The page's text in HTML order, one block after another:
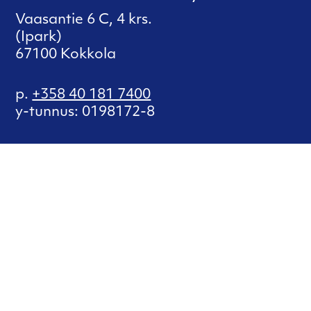
Vaasantie 6 C, 4 krs.
(Ipark)
67100 Kokkola
p. +358 40 181 7400
y-tunnus: 0198172-8